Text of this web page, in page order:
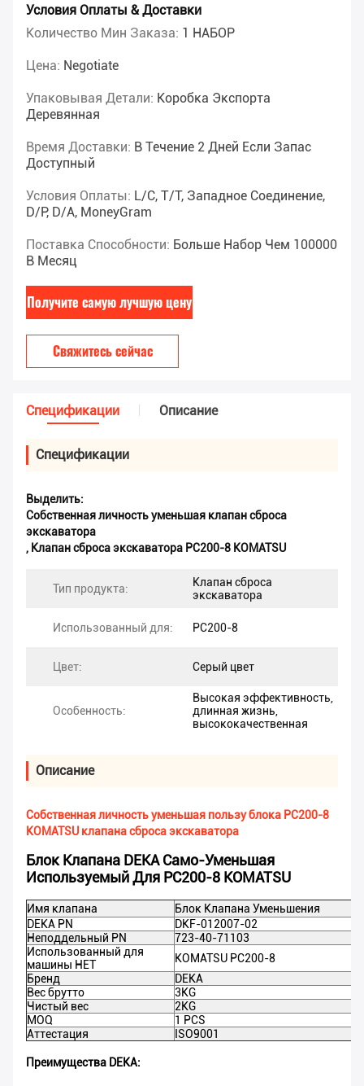
Условия Оплаты & Доставки
Количество Мин Заказа: 1 НАБОР
Цена: Negotiate
Упаковывая Детали: Коробка Экспорта
Деревянная
Время Доставки: В Течение 2 Дней Если Запас
Доступный
Условия Оплаты: L/C, T/T, Западное Соединение,
D/P, D/A, MoneyGram
Поставка Способности: Больше Набор Чем 100000
В Месяц
Получите самую лучшую цену
Свяжитесь сейчас
Спецификации Описание
Спецификации
Выделить:
Собственная личность уменьшая клапан сброса
экскаватора
, Клапан сброса экскаватора PC200-8 KOMATSU
Тип продукта:
Клапан сброса
экскаватора
Использованный для: PC200-8
Цвет: Серый цвет
Особенность:
Высокая эффективность,
длинная жизнь,
высококачественная
Описание
Собственная личность уменьшая пользу блока PC200-8
KOMATSU клапана сброса экскаватора
Блок Клапана DEKA Само-Уменьшая
Используемый Для PC200-8 KOMATSU
Имя клапана
Блок Клапана Уменьшения
DEKA PN
DKF-012007-02
Неподдельный PN
723-40-71103
Использованный для
машины НЕТ
KOMATSU PC200-8
Бренд
DEKA
Вес брутто
3KG
Чистый вес
2KG
MOQ
1 PCS
Аттестация
ISO9001
Преимущества DEKA: